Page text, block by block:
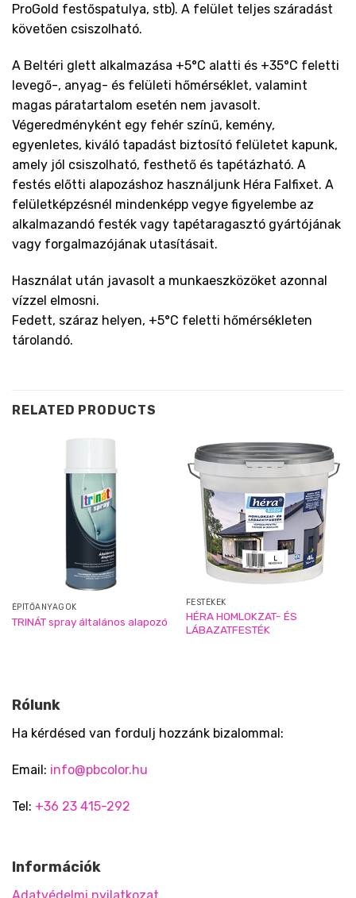
ProGold festőspatulya, stb). A felület teljes száradást
követően csiszolható.
A Beltéri glett alkalmazása +5°C alatti és +35°C feletti
levegő-, anyag- és felületi hőmérséklet, valamint
magas páratartalom esetén nem javasolt.
Végeredményként egy fehér színű, kemény,
egyenletes, kiváló tapadást biztosító felületet kapunk,
amely jól csiszolható, festhető és tapétázható. A
festés előtti alapozáshoz használjunk Héra Falfixet. A
felületképzésnél mindenképp vegye figyelembe az
alkalmazandó festék vagy tapétaragasztó gyártójának
vagy forgalmazójának utasításait.
Használat után javasolt a munkaeszközöket azonnal
vízzel elmosni.
Fedett, száraz helyen, +5°C feletti hőmérsékleten
tárolandó.
RELATED PRODUCTS
ÉPÍTŐANYAGOK
TRINÁT spray általános alapozó
FESTÉKEK
HÉRA HOMLOKZAT- ÉS
LÁBAZATFESTÉK
Rólunk
Ha kérdésed van fordulj hozzánk bizalommal:
Email: info@pbcolor.hu
Tel: +36 23 415-292
Információk